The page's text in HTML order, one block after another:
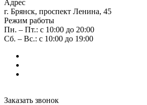
Адрес
г. Брянск, проспект Ленина, 45
Режим работы
Пн. – Пт.: с 10:00 до 20:00
Сб. – Вс.: с 10:00 до 19:00
Заказать звонок